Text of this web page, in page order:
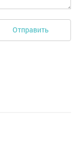
Отправить